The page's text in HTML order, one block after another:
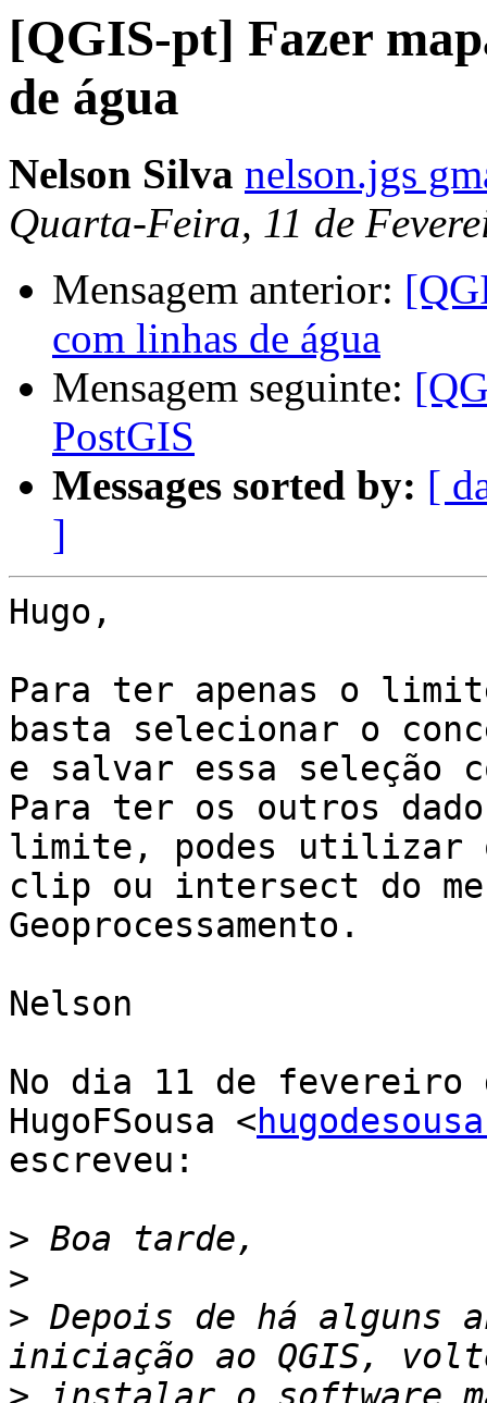
[QGIS-pt] Fazer
de água
Nelson Silva nelson.jgs
Quarta-Feira, 11 de
Mensagem anterior:
com linhas de água
Mensagem seguinte:
PostGIS
Messages sorted by: [
]
Hugo,
Para ter apenas o
basta selecionar o
e salvar essa seleção
Para ter os outros
limite, podes utilizar
clip ou intersect do
Geoprocessamento.
Nelson
No dia 11 de fevereiro
HugoFSousa <
escreveu:
>
>
> Depois de há